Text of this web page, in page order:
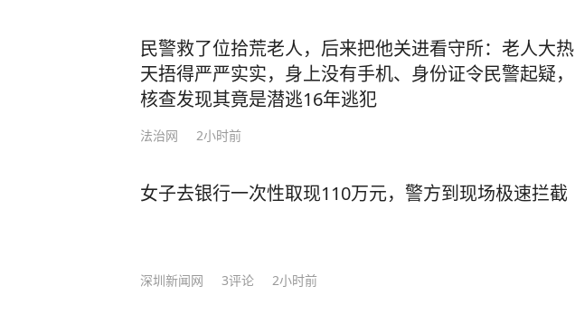
民警救了位拾荒老人，后来把他关进看守所：老人大热
天捂得严严实实，身上没有手机、身份证令民警起疑，
核查发现其竟是潜逃16年逃犯
法治网 2小时前
女子去银行一次性取现110万元，警方到现场极速拦截
深圳新闻网 3评论 2小时前